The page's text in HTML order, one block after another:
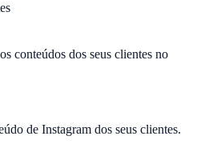
conteúdos dos seus clientes no
de Instagram dos seus clientes.